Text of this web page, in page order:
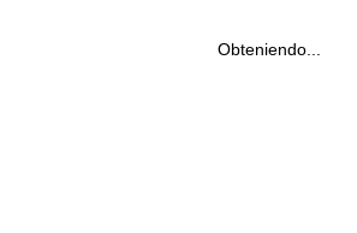
Obteniendo...